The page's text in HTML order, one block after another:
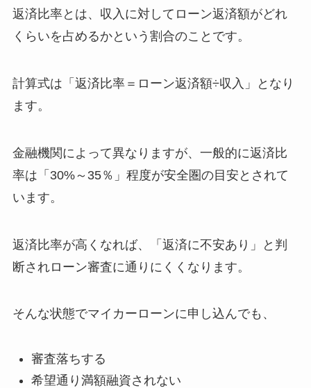
返済比率とは、収入に対してローン返済額がどれ
くらいを占めるかという割合のことです。
計算式は「返済比率＝ローン返済額÷収入」となり
ます。
金融機関によって異なりますが、一般的に返済比
率は「30%～35％」程度が安全圏の目安とされて
います。
返済比率が高くなれば、「返済に不安あり」と判
断されローン審査に通りにくくなります。
そんな状態でマイカーローンに申し込んでも、
審査落ちする
希望通り満額融資されない